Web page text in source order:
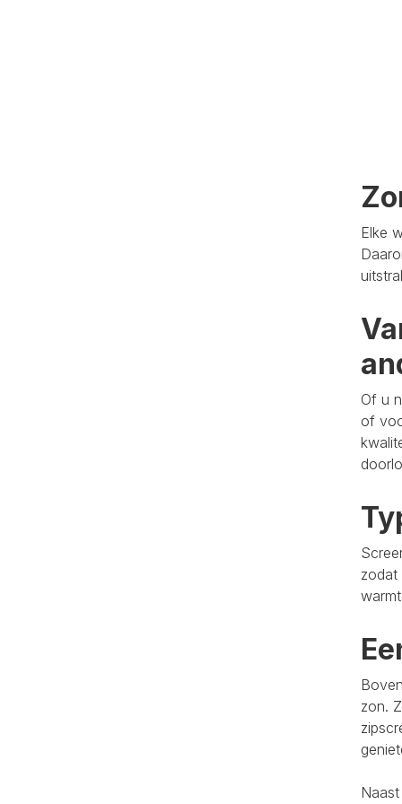
Elke
Of u
of
zodat
zon.